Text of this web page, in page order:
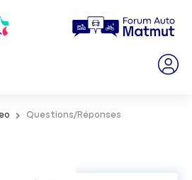
Questions/Réponses